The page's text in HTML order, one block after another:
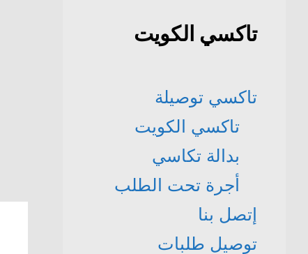
تاكسي الكويت
تاكسي توصيلة
تاكسي الكويت
بدالة تكاسي
أجرة تحت الطلب
إتصل بنا
توصيل طلبات